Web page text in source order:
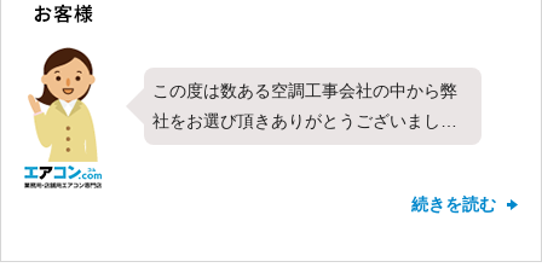
この度は数ある空調工事会社の中から弊
社をお選び頂きありがとうございまし
た。今回はダイキン製業務用エアコンの
をお取り付けさせて頂きました。価格に
続きを読む